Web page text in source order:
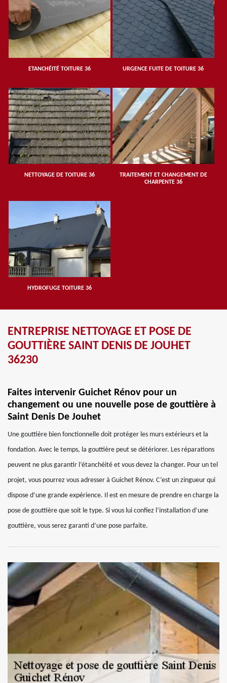
ETANCHÉITÉ TOITURE 36 URGENCE FUITE DE TOITURE 36
NETTOYAGE DE TOITURE 36
TRAITEMENT ET CHANGEMENT DE
CHARPENTE 36
HYDROFUGE TOITURE 36
ENTREPRISE NETTOYAGE ET POSE DE
GOUTTIÈRE SAINT DENIS DE JOUHET
36230
Faites intervenir Guichet Rénov pour un
changement ou une nouvelle pose de gouttière à
Saint Denis De Jouhet
Une gouttière bien fonctionnelle doit protéger les murs extérieurs et la
fondation. Avec le temps, la gouttière peut se détériorer. Les réparations
peuvent ne plus garantir l’étanchéité et vous devez la changer. Pour un tel
projet, vous pourrez vous adresser à Guichet Rénov. C’est un zingueur qui
dispose d’une grande expérience. Il est en mesure de prendre en charge la
pose de gouttière que soit le type. Si vous lui confiez l’installation d’une
gouttière, vous serez garanti d’une pose parfaite.